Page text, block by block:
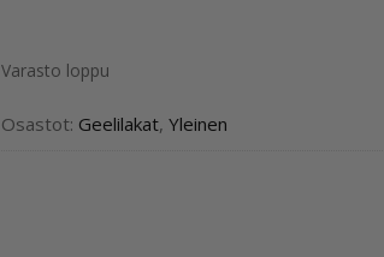
Varasto loppu
Osastot: Geelilakat, Yleinen